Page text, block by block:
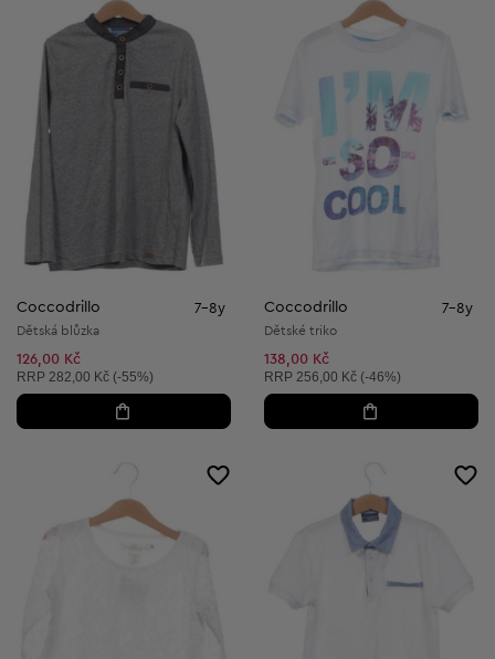
Coccodrillo 7-8y
Dětská blůzka
126,00 Kč
Doporučená cena:
RRP 282,00 Kč (-55%)
Coccodrillo 7-8y
Dětské triko
138,00 Kč
Doporučená cena:
RRP 256,00 Kč (-46%)